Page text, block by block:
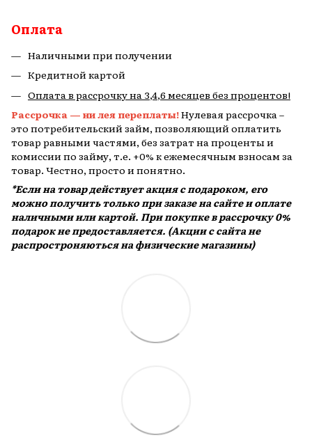
Оплата
Наличными при получении
Кредитной картой
Оплата в рассрочку на 3,4,6 месяцев без процентов!
Рассрочка — ни лея переплаты!Нулевая рассрочка –
это потребительский займ, позволяющий оплатить
товар равными частями, без затрат на проценты и
комиссии по займу, т.е. +0% к ежемесячным взносам за
товар. Честно, просто и понятно.
*Если на товар действует акция с подароком, его
можно получить только при заказе на сайте и оплате
наличными или картой. При покупке в рассрочку 0%
подарок не предоставляется. (Акции с сайта не
распростроняються на физические магазины)